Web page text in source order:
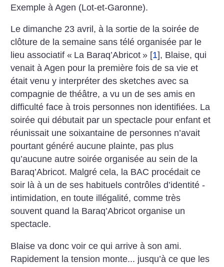
Exemple à Agen (Lot-et-Garonne).
Le dimanche 23 avril, à la sortie de la soirée de
clôture de la semaine sans télé organisée par le
lieu associatif « La Baraq’Abricot » [1], Blaise, qui
venait à Agen pour la première fois de sa vie et
était venu y interpréter des sketches avec sa
compagnie de théâtre, a vu un de ses amis en
difficulté face à trois personnes non identifiées. La
soirée qui débutait par un spectacle pour enfant et
réunissait une soixantaine de personnes n’avait
pourtant généré aucune plainte, pas plus
qu’aucune autre soirée organisée au sein de la
Baraq’Abricot. Malgré cela, la BAC procédait ce
soir là à un de ses habituels contrôles d’identité -
intimidation, en toute illégalité, comme très
souvent quand la Baraq’Abricot organise un
spectacle.
Blaise va donc voir ce qui arrive à son ami.
Rapidement la tension monte... jusqu’à ce que les